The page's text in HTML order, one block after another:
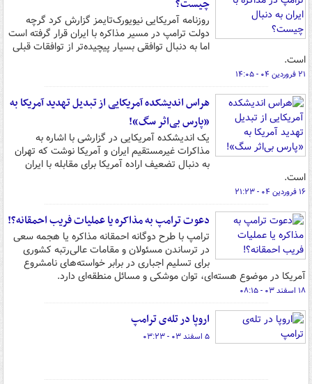
چیست؟
روزنامه آمریکایی نیویورک‌تایمز گزارش کرد گرچه
دولت ترامپ در مسیر مذاکره با ایران قرار گرفته است
اما به دنبال توافقی بسیار پیچیده‌تر از توافقات قبلی
است.
۲۱ فروردین ۰۴ - ۱۴:۰۵
هراس اندیشکده آمریکایی از تبدیل تهدید آمریکا به
«پارس بی‌اثر سگ»!
یک اندیشکده آمریکایی در گزارشی با اشاره به
مذاکرات غیرمستقیم ایران و آمریکا نوشت که تهران
به دنبال تضعیف اراده آمریکا برای مقابله با ایران
است.
۱۶ فروردین ۰۴ - ۲۱:۲۳
دعوت ترامپ به مذاکره یا عملیات فریب احمقانه؟!
ترامپ با طرح دوگانه احمقانه مذاکره یا هجمه سعی
در ترساندن مسئولان و مقامات عالی‌رتبه کشوری
برای تسلیم اجباری در برابر خواسته‌های نامشروع
آمریکا در موضوع هسته‌ای، توان موشکی و مسائل منطقه‌ای دارد.
۱۸ اسفند ۰۳ - ۰۸:۱۵
اروپا در تله‌ی ترامپ
۵ اسفند ۰۳ - ۰۳:۲۳